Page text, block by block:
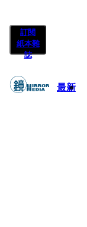
訂閱
紙本雜
誌
最新